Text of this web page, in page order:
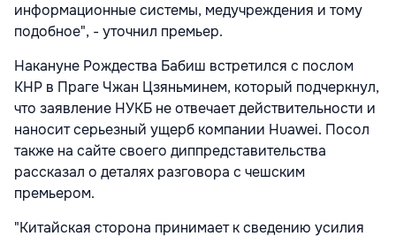
информационные системы, медучреждения и тому
подобное", - уточнил премьер.
Накануне Рождества Бабиш встретился с послом
КНР в Праге Чжан Цзяньминем, который подчеркнул,
что заявление НУКБ не отвечает действительности и
наносит серьезный ущерб компании Huawei. Посол
также на сайте своего диппредставительства
рассказал о деталях разговора с чешским
премьером.
"Китайская сторона принимает к сведению усилия